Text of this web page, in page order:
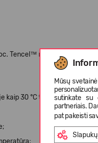
Mūsų
sutinkate su
partneriais.
pat pakeisti
Tencel™ modalas.
kaip 30 °C temperatūroje